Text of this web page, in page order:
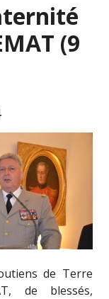
(9
de Terre
de blessés,